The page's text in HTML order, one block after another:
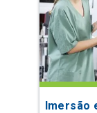
Imersão